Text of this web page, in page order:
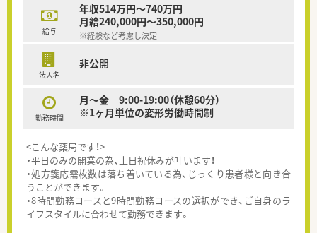
給与
年収514万円～740万円
月給240,000円～350,000円
※経験など考慮し決定
法人名
非公開
勤務時間
月〜金 9:00-19:00（休憩60分）
※1ヶ月単位の変形労働時間制
<こんな薬局です！>
・平日のみの開業の為、土日祝休みが叶います！
・処方箋応需枚数は落ち着いている為、じっくり患者様と向き合
うことができます。
・8時間勤務コースと9時間勤務コースの選択ができ、ご自身のラ
イフスタイルに合わせて勤務できます。